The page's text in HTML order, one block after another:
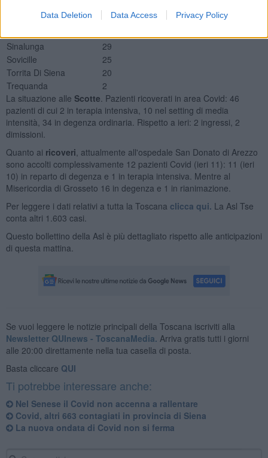
Data Deletion Data Access Privacy Policy
Sinalunga
29
Sovicille
25
Torrita Di Siena
20
Trequanda
2
La situazione alle Scotte . Pazienti ricoverati in area Covid: 46
pazienti di cui 2 in terapia intensiva, 10 nel setting di media
intensità, 34 in degenza ordinaria. Rispetto a ieri: 2 ingressi, 2
dimissioni.
Quanto ai ricoveri , attualmente all'ospedale San Donato di Arezzo
sono accolti complessivamente 12 pazienti Covid (ieri 11): 11 (ieri
10) in reparto di degenza e 1 in terapia intensiva. Mentre al
Misericordia di Grosseto 16 in degenza e 1 in rianimazione.
Per leggere i dati relativi a tutta la Toscana clicca qui. La Asl Tse
conta altri 1.603 casi.
Questo bollettino della Asl è più dettagliato rispetto alle anticipazioni
di questa mattina.
Se vuoi leggere le notizie principali della Toscana iscriviti alla
Newsletter QUInews - ToscanaMedia. Arriva gratis tutti i giorni
alle 20:00 direttamente nella tua casella di posta.
Basta cliccare QUI
Ti potrebbe interessare anche:
Nel Senese il Covid non accenna a rallentare
Covid, altri 663 contagiati in provincia di Siena
La nuova ondata di Covid non si ferma